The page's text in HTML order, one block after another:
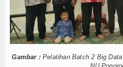
Kegiatan Sekolah
Keislaman
Gambar :Pelatihan Batch 2 Big